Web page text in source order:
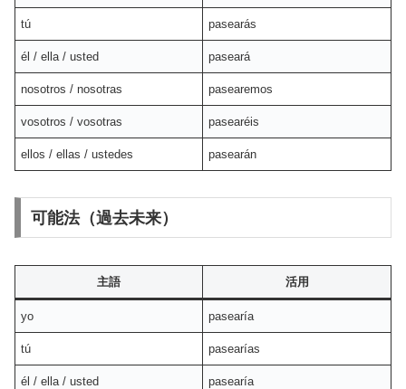
tú pasearás
él / ella / usted paseará
nosotros / nosotras pasearemos
vosotros / vosotras pasearéis
ellos / ellas / ustedes pasearán
可能法（過去未来）
主語 活用
yo pasearía
tú pasearías
él / ella / usted pasearía